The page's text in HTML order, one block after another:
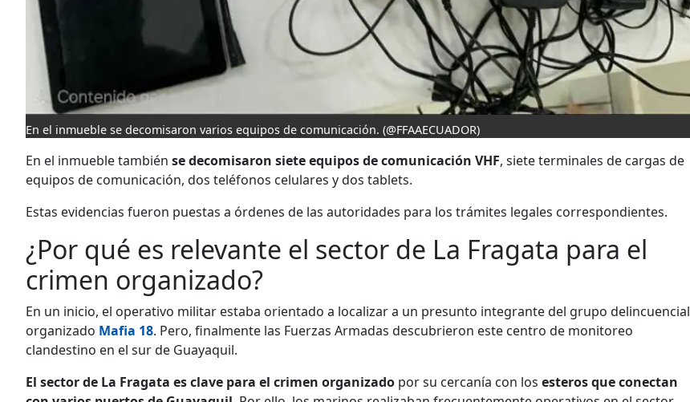
En el inmueble se decomisaron varios equipos de comunicación. (@FFAAECUADOR)
En el inmueble también se decomisaron siete equipos de comunicación VHF, siete terminales de cargas de
equipos de comunicación, dos teléfonos celulares y dos tablets.
Estas evidencias fueron puestas a órdenes de las autoridades para los trámites legales correspondientes.
¿Por qué es relevante el sector de La Fragata para el
crimen organizado?
En un inicio, el operativo militar estaba orientado a localizar a un presunto integrante del grupo delincuencial
organizado Mafia 18. Pero, finalmente las Fuerzas Armadas descubrieron este centro de monitoreo
clandestino en el sur de Guayaquil.
El sector de La Fragata es clave para el crimen organizado por su cercanía con los esteros que conectan